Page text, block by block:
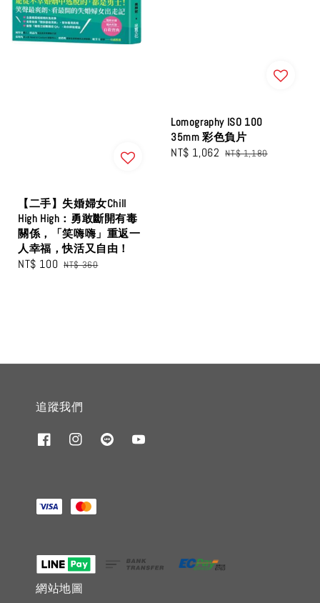
【二手】失婚婦女Chill
High High：勇敢斷開有毒
關係，「笑嗨嗨」重返一
人幸福，快活又自由！
Sale
NT$ 100 Regular
NT$ 360
Lomography ISO 100
35mm 彩色負片
Sale
NT$ 1,062 Regular
NT$ 1,180
追蹤我們
網站地圖